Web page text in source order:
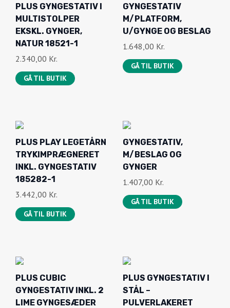
PLUS PLAY LEGETÅRN
TRYKIMPRÆGNERET
INKL. GYNGESTATIV
185282-1
3.442,00 Kr.
GÅ TIL BUTIK
GYNGESTATIV,
M/BESLAG OG
GYNGER
1.407,00 Kr.
GÅ TIL BUTIK
PLUS CUBIC
GYNGESTATIV INKL. 2
LIME GYNGESÆDER
2.200,00Kr.
GÅ TIL BUTIK
PLUS GYNGESTATIV I
STÅL –
PULVERLAKERET
SORT – INKL. SORTE
185234-15
PLUS GYNGESTATIV I
NORDIC PLAY